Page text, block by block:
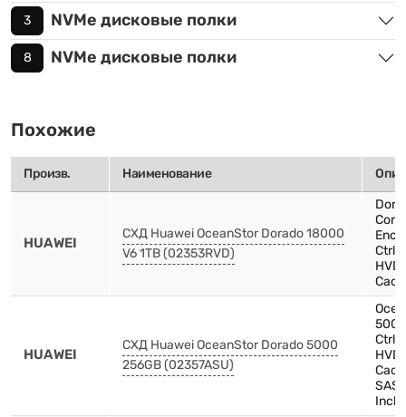
3 NVMe дисковые полки
8 NVMe дисковые полки
Похожие
Произв. Наименование
HUAWEI
СХД Huawei OceanStor Dorado 18000
V6 1TB (02353RVD)
HUAWEI
СХД Huawei OceanStor Dorado 5000
256GB (02357ASU)